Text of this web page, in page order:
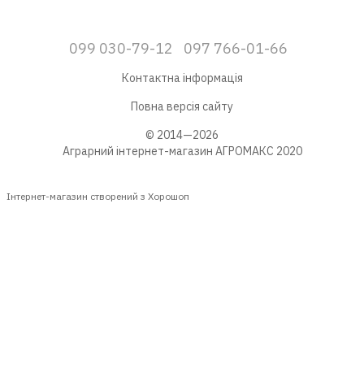
099 030-79-12 097 766-01-66
Контактна інформація
Повна версія сайту
© 2014—2026
Аграрний інтернет-магазин АГРОМАКС 2020
Інтернет-магазин створений з Хорошоп